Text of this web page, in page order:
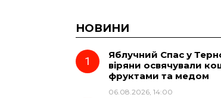
НОВИНИ
Яблучний Спас у
віряни освячували
фруктами та медом
06.08.2026, 14:00